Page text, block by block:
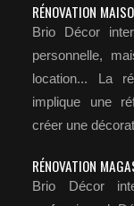
RÉNOVATION
Brio Décor
personnelle,
location... La
implique une
créer une
RÉNOVATION
Brio Décor